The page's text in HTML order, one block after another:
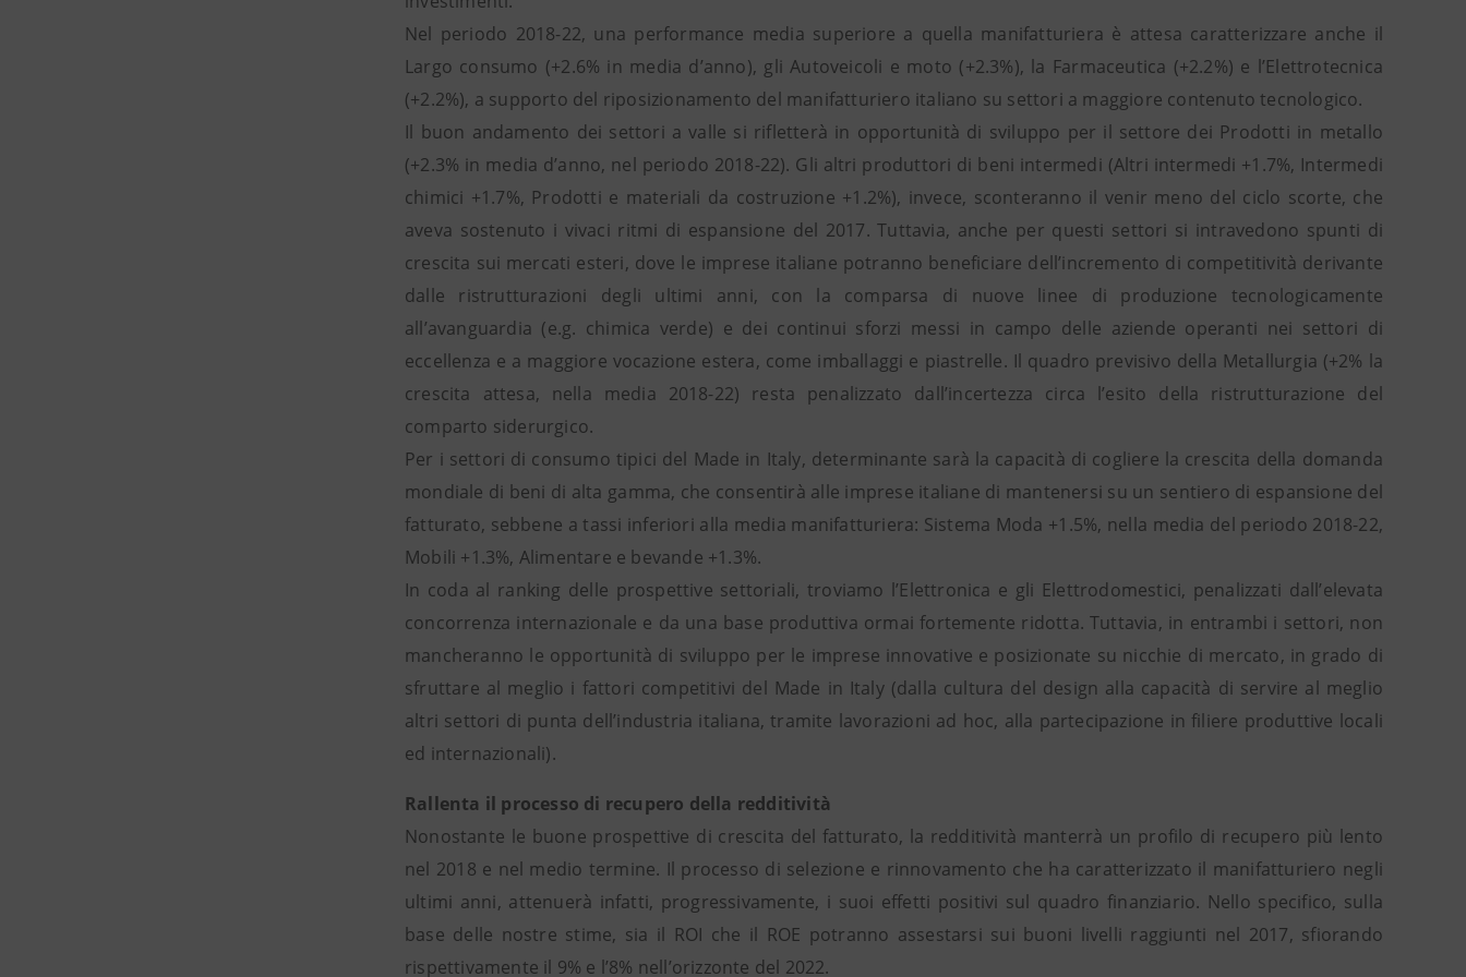
Nel periodo 2018-22, una performance media superiore a quella manifatturiera è attesa caratterizzare anche il
Largo consumo (+2.6% in media d’anno), gli Autoveicoli e moto (+2.3%), la Farmaceutica (+2.2%) e l’Elettrotecnica
(+2.2%), a supporto del riposizionamento del manifatturiero italiano su settori a maggiore contenuto tecnologico.
Il buon andamento dei settori a valle si rifletterà in opportunità di sviluppo per il settore dei Prodotti in metallo
(+2.3% in media d’anno, nel periodo 2018-22). Gli altri produttori di beni intermedi (Altri intermedi +1.7%, Intermedi
chimici +1.7%, Prodotti e materiali da costruzione +1.2%), invece, sconteranno il venir meno del ciclo scorte, che
aveva sostenuto i vivaci ritmi di espansione del 2017. Tuttavia, anche per questi settori si intravedono spunti di
crescita sui mercati esteri, dove le imprese italiane potranno beneficiare dell’incremento di competitività derivante
dalle ristrutturazioni degli ultimi anni, con la comparsa di nuove linee di produzione tecnologicamente
all’avanguardia (e.g. chimica verde) e dei continui sforzi messi in campo delle aziende operanti nei settori di
eccellenza e a maggiore vocazione estera, come imballaggi e piastrelle. Il quadro previsivo della Metallurgia (+2% la
crescita attesa, nella media 2018-22) resta penalizzato dall’incertezza circa l’esito della ristrutturazione del
comparto siderurgico.
Per i settori di consumo tipici del Made in Italy, determinante sarà la capacità di cogliere la crescita della domanda
mondiale di beni di alta gamma, che consentirà alle imprese italiane di mantenersi su un sentiero di espansione del
fatturato, sebbene a tassi inferiori alla media manifatturiera: Sistema Moda +1.5%, nella media del periodo 2018-22,
Mobili +1.3%, Alimentare e bevande +1.3%.
In coda al ranking delle prospettive settoriali, troviamo l’Elettronica e gli Elettrodomestici, penalizzati dall’elevata
concorrenza internazionale e da una base produttiva ormai fortemente ridotta. Tuttavia, in entrambi i settori, non
mancheranno le opportunità di sviluppo per le imprese innovative e posizionate su nicchie di mercato, in grado di
sfruttare al meglio i fattori competitivi del Made in Italy (dalla cultura del design alla capacità di servire al meglio
altri settori di punta dell’industria italiana, tramite lavorazioni ad hoc, alla partecipazione in filiere produttive locali
ed internazionali).
Rallenta il processo di recupero della redditività
Nonostante le buone prospettive di crescita del fatturato, la redditività manterrà un profilo di recupero più lento
nel 2018 e nel medio termine. Il processo di selezione e rinnovamento che ha caratterizzato il manifatturiero negli
ultimi anni, attenuerà infatti, progressivamente, i suoi effetti positivi sul quadro finanziario. Nello specifico, sulla
base delle nostre stime, sia il ROI che il ROE potranno assestarsi sui buoni livelli raggiunti nel 2017, sfiorando
rispettivamente il 9% e l’8% nell’orizzonte del 2022.